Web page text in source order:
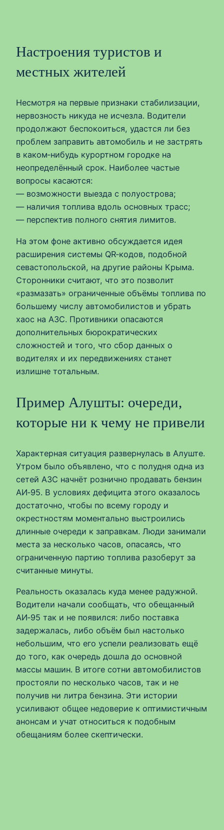
Настроения туристов и
местных жителей
Несмотря на первые признаки стабилизации,
нервозность никуда не исчезла. Водители
продолжают беспокоиться, удастся ли без
проблем заправить автомобиль и не застрять
в каком‑нибудь курортном городке на
неопределённый срок. Наиболее частые
вопросы касаются:
— возможности выезда с полуострова;
— наличия топлива вдоль основных трасс;
— перспектив полного снятия лимитов.
На этом фоне активно обсуждается идея
расширения системы QR‑кодов, подобной
севастопольской, на другие районы Крыма.
Сторонники считают, что это позволит
«размазать» ограниченные объёмы топлива по
большему числу автомобилистов и убрать
хаос на АЗС. Противники опасаются
дополнительных бюрократических
сложностей и того, что сбор данных о
водителях и их передвижениях станет
излишне тотальным.
Пример Алушты: очереди,
которые ни к чему не привели
Характерная ситуация развернулась в Алуште.
Утром было объявлено, что с полудня одна из
сетей АЗС начнёт рознично продавать бензин
АИ‑95. В условиях дефицита этого оказалось
достаточно, чтобы по всему городу и
окрестностям моментально выстроились
длинные очереди к заправкам. Люди занимали
места за несколько часов, опасаясь, что
ограниченную партию топлива разоберут за
считанные минуты.
Реальность оказалась куда менее радужной.
Водители начали сообщать, что обещанный
АИ‑95 так и не появился: либо поставка
задержалась, либо объём был настолько
небольшим, что его успели реализовать ещё
до того, как очередь дошла до основной
массы машин. В итоге сотни автомобилистов
простояли по несколько часов, так и не
получив ни литра бензина. Эти истории
усиливают общее недоверие к оптимистичным
анонсам и учат относиться к подобным
обещаниям более скептически.